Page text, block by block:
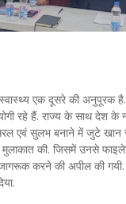
एक दूसरे की अनुपूरक
रहे हैं. राज्य के साथ देश के
एवं सुलभ बनाने में जुटे
की. जिसमें उनसे
जागरूक करने की अपील की